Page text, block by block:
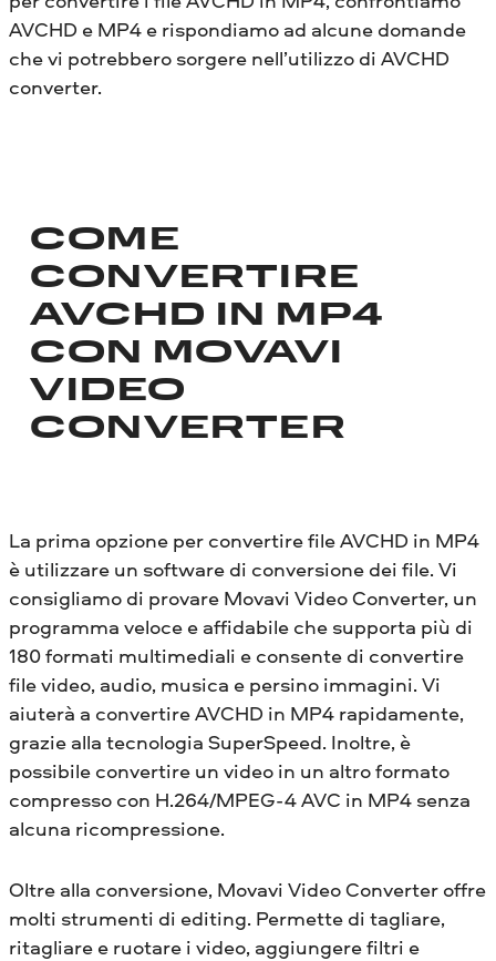
MP4. Il software giusto vi aiuterà a farlo
senza perdere la qualità del video.
AVCHD e MP4 e rispondiamo ad alcune domande
che vi potrebbero sorgere nell’utilizzo di AVCHD
converter.
COME
CONVERTIRE
AVCHD IN MP4
CON MOVAVI
VIDEO
CONVERTER
La prima opzione per convertire file AVCHD in MP4
è utilizzare un software di conversione dei file. Vi
consigliamo di provare Movavi Video Converter, un
programma veloce e affidabile che supporta più di
180 formati multimediali e consente di convertire
file video, audio, musica e persino immagini. Vi
aiuterà a convertire AVCHD in MP4 rapidamente,
grazie alla tecnologia SuperSpeed. Inoltre, è
possibile convertire un video in un altro formato
compresso con H.264/MPEG-4 AVC in MP4 senza
alcuna ricompressione.
Oltre alla conversione, Movavi Video Converter offre
molti strumenti di editing. Permette di tagliare,
ritagliare e ruotare i video, aggiungere filtri e